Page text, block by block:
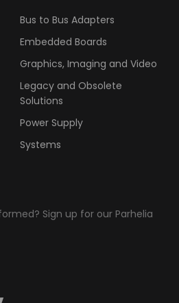
Bus to Bus Adapters
Embedded Boards
Graphics, Imaging and Video
Legacy and Obsolete
Solutions
Power Supply
Systems
Sign up for our Parhelia